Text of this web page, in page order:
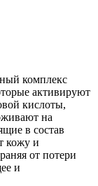
комплекс
активируют
кислоты,
на
в состав
кожу и
от потери
и